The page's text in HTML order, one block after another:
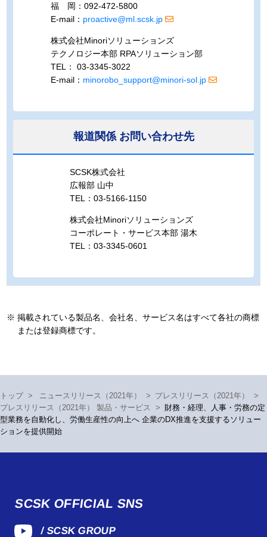
トップ > ニュースリリース（2021年） > プレスリリース（2021年）
>
プレスリリース（2021年） 製品・サービス
>
財務・経理、人事・労務の定
型業務を自動化し、労働生産性の向上へ 企業のDX推進を支援するソリュー
ションを提供開始
福 岡：092-472-5800
E-mail： proactive@ml.scsk.jp
株式会社Minoriソリューションズ
テクノロジー本部 RPAソリューション部
TEL： 03-3345-3022
E-mail： minorobo_support@minori-sol.jp
報道関係お問い合わせ先
SCSK株式会社
広報部 山中
TEL：03-5166-1150
株式会社Minoriソリューションズ
コーポレート・サービス本部 湯木
TEL：03-3345-0601
※ 掲載されている製品名、会社名、サービス名はすべて各社の商標
または登録商標です。
SCSK OFFICIAL SNS
/ SCSK GROUP